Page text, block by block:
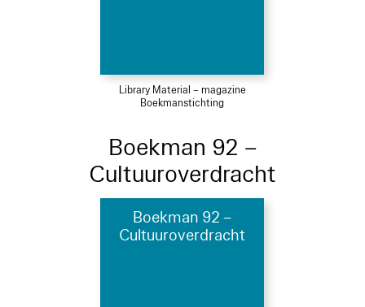
Library Material – magazine
Boekmanstichting
Boekman 92 –
Cultuuroverdracht
Boekman 92 –
Cultuuroverdracht